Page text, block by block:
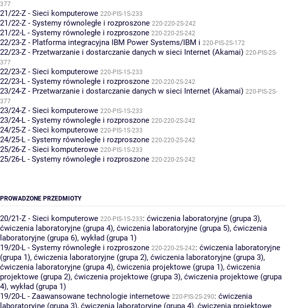
377
21/22-Z - Sieci komputerowe 220-PIS-1S-233
21/22-Z - Systemy równoległe i rozproszone 220-220-2S-242
21/22-L - Systemy równoległe i rozproszone 220-220-2S-242
22/23-Z - Platforma integracyjna IBM Power Systems/IBM i 220-PIS-2S-172
22/23-Z - Przetwarzanie i dostarczanie danych w sieci Internet (Akamai) 220-PIS-2S-
377
22/23-Z - Sieci komputerowe 220-PIS-1S-233
22/23-L - Systemy równoległe i rozproszone 220-220-2S-242
23/24-Z - Przetwarzanie i dostarczanie danych w sieci Internet (Akamai) 220-PIS-2S-
377
23/24-Z - Sieci komputerowe 220-PIS-1S-233
23/24-L - Systemy równoległe i rozproszone 220-220-2S-242
24/25-Z - Sieci komputerowe 220-PIS-1S-233
24/25-L - Systemy równoległe i rozproszone 220-220-2S-242
25/26-Z - Sieci komputerowe 220-PIS-1S-233
25/26-L - Systemy równoległe i rozproszone 220-220-2S-242
PROWADZONE PRZEDMIOTY
20/21-Z - Sieci komputerowe 220-PIS-1S-233: ćwiczenia laboratoryjne (grupa 3),
ćwiczenia laboratoryjne (grupa 4), ćwiczenia laboratoryjne (grupa 5), ćwiczenia
laboratoryjne (grupa 6), wykład (grupa 1)
19/20-L - Systemy równoległe i rozproszone 220-220-2S-242: ćwiczenia laboratoryjne
(grupa 1), ćwiczenia laboratoryjne (grupa 2), ćwiczenia laboratoryjne (grupa 3),
ćwiczenia laboratoryjne (grupa 4), ćwiczenia projektowe (grupa 1), ćwiczenia
projektowe (grupa 2), ćwiczenia projektowe (grupa 3), ćwiczenia projektowe (grupa
4), wykład (grupa 1)
19/20-L - Zaawansowane technologie internetowe 220-PIS-2S-290: ćwiczenia
laboratoryjne (grupa 3), ćwiczenia laboratoryjne (grupa 4), ćwiczenia projektowe